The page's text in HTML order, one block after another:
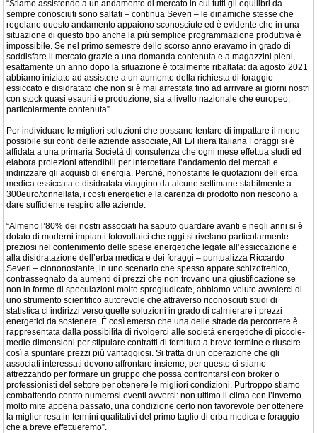
“Stiamo assistendo a un andamento di mercato in cui tutti gli equilibri da
sempre conosciuti sono saltati – continua Severi – le dinamiche stesse che
regolano questo andamento appaiono sconosciute ed è evidente che in una
situazione di questo tipo anche la più semplice programmazione produttiva è
impossibile. Se nel primo semestre dello scorso anno eravamo in grado di
soddisfare il mercato grazie a una domanda contenuta e a magazzini pieni,
esattamente un anno dopo la situazione è totalmente ribaltata: da agosto 2021
abbiamo iniziato ad assistere a un aumento della richiesta di foraggio
essiccato e disidratato che non si è mai arrestata fino ad arrivare ai giorni nostri
con stock quasi esauriti e produzione, sia a livello nazionale che europeo,
particolarmente contenuta”.
Per individuare le migliori soluzioni che possano tentare di impattare il meno
possibile sui conti delle aziende associate, AIFE/Filiera Italiana Foraggi si è
affidata a una primaria Società di consulenza che ogni mese effettua studi ed
elabora proiezioni attendibili per intercettare l’andamento dei mercati e
indirizzare gli acquisti di energia. Perché, nonostante le quotazioni dell’erba
medica essiccata e disidratata viaggino da alcune settimane stabilmente a
300euro/tonnellata, i costi energetici e la carenza di prodotto non riescono a
dare sufficiente respiro alle aziende.
“Almeno l’80% dei nostri associati ha saputo guardare avanti e negli anni si è
dotato di moderni impianti fotovoltaici che oggi si rivelano particolarmente
preziosi nel contenimento delle spese energetiche legate all’essiccazione e
alla disidratazione dell’erba medica e dei foraggi – puntualizza Riccardo
Severi – ciononostante, in uno scenario che spesso appare schizofrenico,
contrassegnato da aumenti di prezzi che non trovano una giustificazione se
non in forme di speculazioni molto spregiudicate, abbiamo voluto avvalerci di
uno strumento scientifico autorevole che attraverso riconosciuti studi di
statistica ci indirizzi verso quelle soluzioni in grado di calmierare i prezzi
energetici da sostenere. È così emerso che una delle strade da percorrere è
rappresentata dalla possibilità di rivolgerci alle società energetiche di piccole-
medie dimensioni per stipulare contratti di fornitura a breve termine e riuscire
così a spuntare prezzi più vantaggiosi. Si tratta di un’operazione che gli
associati interessati devono affrontare insieme, per questo ci stiamo
attrezzando per formare un gruppo che possa confrontarsi con broker o
professionisti del settore per ottenere le migliori condizioni. Purtroppo stiamo
combattendo contro numerosi eventi avversi: non ultimo il clima con l’inverno
molto mite appena passato, una condizione certo non favorevole per ottenere
la miglior resa in termini qualitativi del primo taglio di erba medica e foraggio
che a breve effettueremo”.